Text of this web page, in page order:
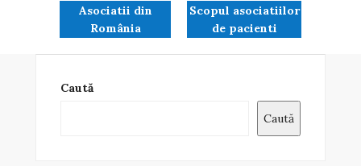
Asociatii din
România
Scopul asociatiilor
de pacienti
Caută
Caută